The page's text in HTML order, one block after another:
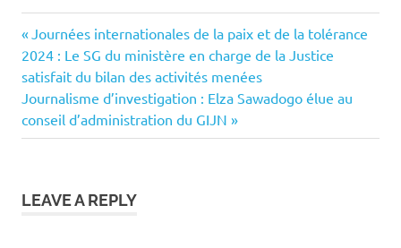
Navigation
de
l’article
Previous
Post:
Journées internationales de la paix et de la tolérance
2024 : Le SG du ministère en charge de la Justice
satisfait du bilan des activités menées
Next
Post:
Journalisme d’investigation : Elza Sawadogo élue au
conseil d’administration du GIJN
LEAVE A REPLY